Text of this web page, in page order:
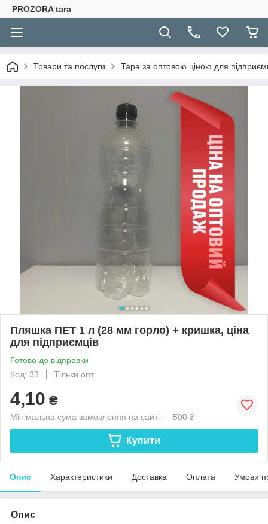
PROZORA tara
Товари та послуги Тара за оптовою ціною для
Пляшка ПЕТ 1 л (28 мм горло) + кришка, ціна
для підприємців
Готово до відправки
Код: 33
Тільки опт
4,10 ₴
Мінімальна сума замовлення на сайті — 500 ₴
Купити
Опис Характеристики Доставка Оплата Умови
Опис